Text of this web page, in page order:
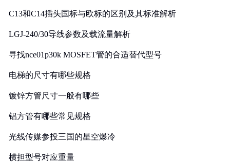
C13和C14插头国标与欧标的区别及其标准解析
LGJ-240/30导线参数及载流量解析
寻找nce01p30k MOSFET管的合适替代型号
电梯的尺寸有哪些规格
镀锌方管尺寸一般有哪些
铝方管有哪些常见规格
光线传媒参投三国的星空爆冷
横担型号对应重量